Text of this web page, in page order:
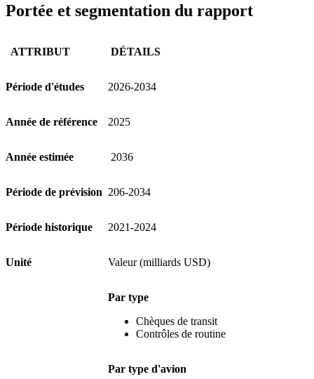
Portée et segmentation du rapport
ATTRIBUT DÉTAILS
Période d'études 2026-2034
Année de référence 2025
Année estimée 2036
Période de prévision 206-2034
Période historique 2021-2024
Unité Valeur (milliards USD)
Par type
Chèques de transit
Contrôles de routine
Par type d'avion